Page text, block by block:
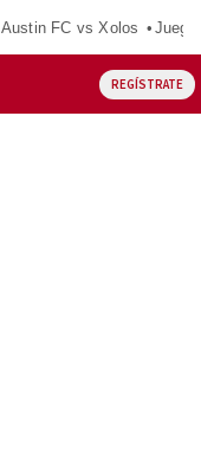
Austin FC vs Xolos
REGÍSTRATE